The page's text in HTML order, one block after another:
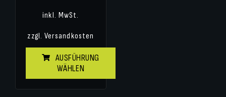
inkl. MwSt.
zzgl. Versandkosten
AUSFÜHRUNG
WÄHLEN